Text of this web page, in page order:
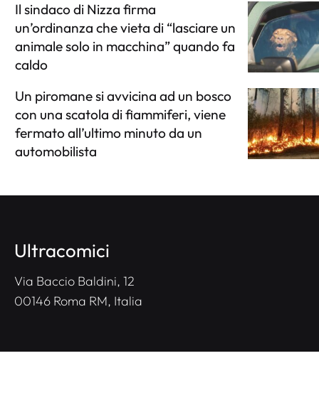
Il sindaco di Nizza firma
un’ordinanza che vieta di “lasciare un
animale solo in macchina” quando fa
caldo
Un piromane si avvicina ad un bosco
con una scatola di fiammiferi, viene
fermato all’ultimo minuto da un
automobilista
Ultracomici
Via Baccio Baldini, 12
00146 Roma RM, Italia